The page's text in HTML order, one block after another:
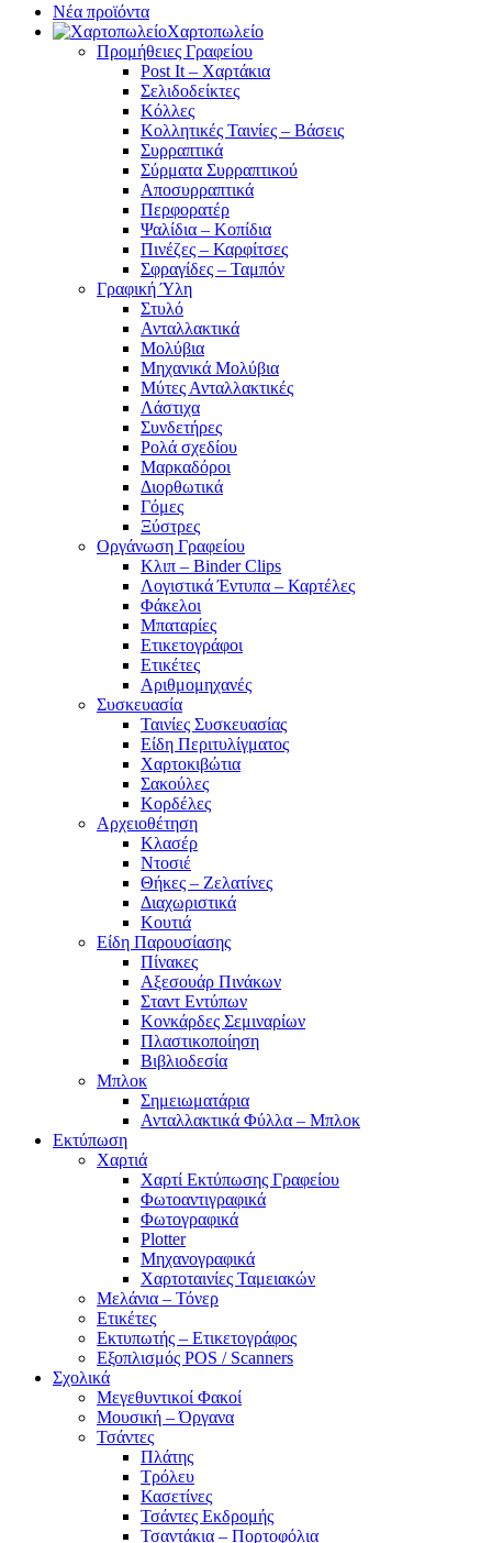
Νέα προϊόντα
Χαρτοπωλείο
Προμήθειες Γραφείου
Post It – Χαρτάκια
Σελιδοδείκτες
Κόλλες
Κολλητικές Ταινίες – Βάσεις
Συρραπτικά
Σύρματα Συρραπτικού
Αποσυρραπτικά
Περφορατέρ
Ψαλίδια – Κοπίδια
Πινέζες – Καρφίτσες
Σφραγίδες – Ταμπόν
Γραφική Ύλη
Στυλό
Ανταλλακτικά
Μολύβια
Μηχανικά Μολύβια
Μύτες Ανταλλακτικές
Λάστιχα
Συνδετήρες
Ρολά σχεδίου
Μαρκαδόροι
Διορθωτικά
Γόμες
Ξύστρες
Οργάνωση Γραφείου
Κλιπ – Binder Clips
Λογιστικά Έντυπα – Καρτέλες
Φάκελοι
Μπαταρίες
Ετικετογράφοι
Ετικέτες
Αριθμομηχανές
Συσκευασία
Ταινίες Συσκευασίας
Είδη Περιτυλίγματος
Χαρτοκιβώτια
Σακούλες
Κορδέλες
Αρχειοθέτηση
Κλασέρ
Ντοσιέ
Θήκες – Ζελατίνες
Διαχωριστικά
Κουτιά
Είδη Παρουσίασης
Πίνακες
Αξεσουάρ Πινάκων
Σταντ Εντύπων
Κονκάρδες Σεμιναρίων
Πλαστικοποίηση
Βιβλιοδεσία
Μπλοκ
Σημειωματάρια
Ανταλλακτικά Φύλλα – Μπλοκ
Εκτύπωση
Χαρτιά
Χαρτί Εκτύπωσης Γραφείου
Φωτοαντιγραφικά
Φωτογραφικά
Plotter
Μηχανογραφικά
Χαρτοταινίες Ταμειακών
Μελάνια – Τόνερ
Ετικέτες
Εκτυπωτής – Ετικετογράφος
Εξοπλισμός POS / Scanners
Σχολικά
Μεγεθυντικοί Φακοί
Μουσική – Όργανα
Τσάντες
Πλάτης
Τρόλευ
Κασετίνες
Τσάντες Εκδρομής
Τσαντάκια – Πορτοφόλια